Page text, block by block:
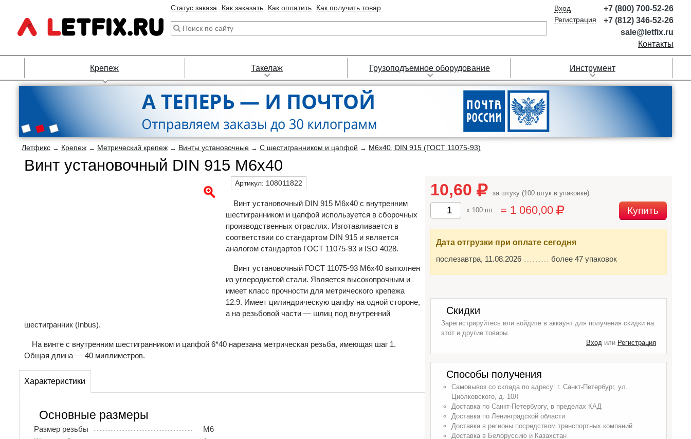
Статус заказа Как заказать Как оплатить Как получить товар
Вход
Регистрация
+7 (800) 700-52-26
+7 (812) 346-52-26
sale@letfix.ru
Контакты
Крепеж Такелаж Грузоподъемное оборудование Инструмент
Летфикс → Крепеж → Метрический крепеж → Винты установочные → С шестигранником и цапфой → М6х40, DIN 915 (ГОСТ 11075-93)
Винт установочный DIN 915 М6х40
Артикул: 108011822
Винт установочный DIN 915 М6х40 с внутренним
шестигранником и цапфой используется в сборочных
производственных отраслях. Изготавливается в
соответствии со стандартом DIN 915 и является
аналогом стандартов ГОСТ 11075-93 и ISO 4028.
Винт установочный ГОСТ 11075-93 М6х40 выполнен
из углеродистой стали. Является высокопрочным и
имеет класс прочности для метрического крепежа
12.9. Имеет цилиндрическую цапфу на одной стороне,
а на резьбовой части — шлиц под внутренний
шестигранник (Inbus).
На винте с внутренним шестигранником и цапфой 6*40 нарезана метрическая резьба, имеющая шаг 1.
Общая длина — 40 миллиметров.
Характеристики
Основные размеры
Размер резьбы
М6
10,60 за штуку (100 штук в упаковке)
x 100 шт = 1 060,00 Купить
Дата отгрузки при оплате сегодня
послезавтра, 11.08.2026
более 47 упаковок
Скидки
Зарегистрируйтесь или войдите в аккаунт для получения скидки на
этот и другие товары.
Вход или Регистрация
Способы получения
Самовывоз со склада по адресу: г. Санкт-Петербург, ул.
Циолковского, д. 10Л
Доставка по Санкт-Петербургу, в пределах КАД
Доставка по Ленинградской области
Доставка в регионы посредством транспортных компаний
Доставка в Белоруссию и Казахстан